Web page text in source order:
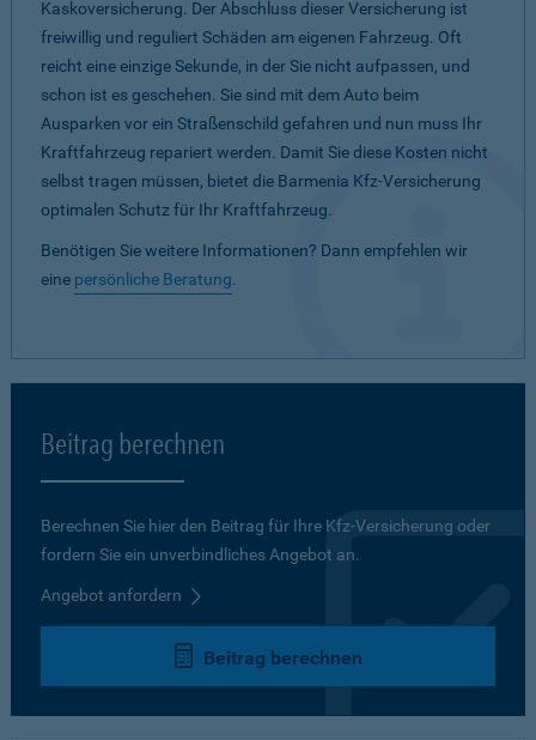
Kaskoversicherung. Der Abschluss dieser Versicherung ist
freiwillig und reguliert Schäden am eigenen Fahrzeug. Oft
reicht eine einzige Sekunde, in der Sie nicht aufpassen, und
schon ist es geschehen. Sie sind mit dem Auto beim
Ausparken vor ein Straßenschild gefahren und nun muss Ihr
Kraftfahrzeug repariert werden. Damit Sie diese Kosten nicht
selbst tragen müssen, bietet die Barmenia Kfz-Versicherung
optimalen Schutz für Ihr Kraftfahrzeug.
Benötigen Sie weitere Informationen? Dann empfehlen wir
eine persönliche Beratung.
Beitrag berechnen
Berechnen Sie hier den Beitrag für Ihre Kfz-Versicherung oder
fordern Sie ein unverbindliches Angebot an.
Angebot anfordern
Beitrag berechnen